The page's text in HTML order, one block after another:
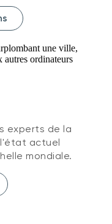
experts de la
actuel
mondiale.